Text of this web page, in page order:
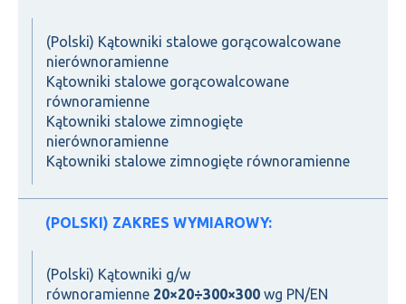
(Polski) Kątowniki stalowe gorącowalcowane
nierównoramienne
Kątowniki stalowe gorącowalcowane
równoramienne
Kątowniki stalowe zimnogięte
nierównoramienne
Kątowniki stalowe zimnogięte równoramienne
(POLSKI) ZAKRES WYMIAROWY:
(Polski) Kątowniki g/w
równoramienne 20×20÷300×300 wg PN/EN